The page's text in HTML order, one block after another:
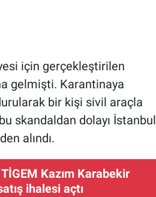
için gerçekleştirilen
gelmişti. Karantinaya
bir kişi sivil araçla
skandaldan dolayı İstanbul
alındı.
Kazım Karabekir
ihalesi açtı